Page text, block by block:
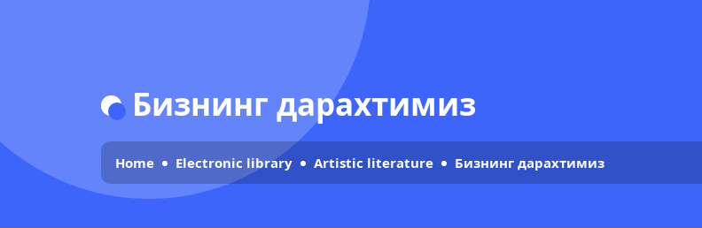
Бизнинг дарахтимиз
Home Electronic library Artistic literature Бизнинг дарахтимиз